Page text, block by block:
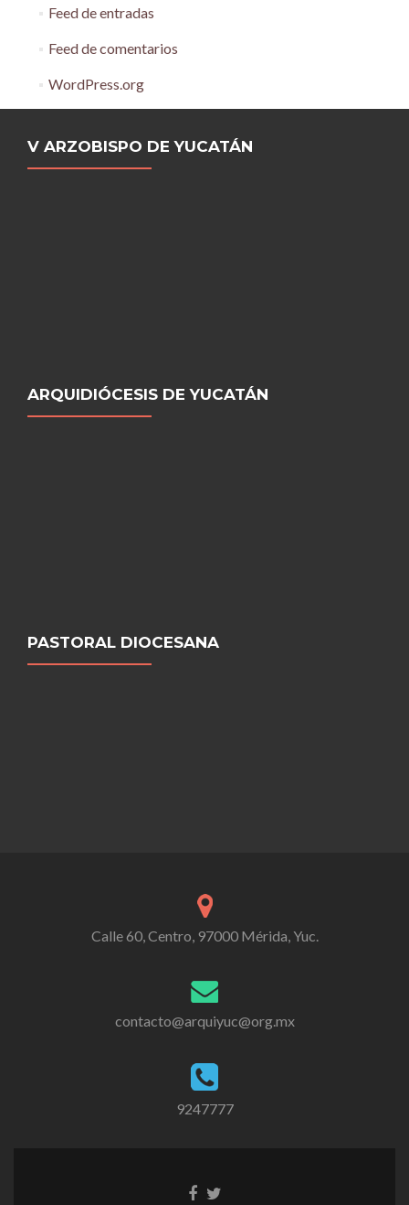
Feed de entradas
Feed de comentarios
WordPress.org
V ARZOBISPO DE YUCATÁN
ARQUIDIÓCESIS DE YUCATÁN
PASTORAL DIOCESANA
Calle 60, Centro, 97000 Mérida, Yuc.
contacto@arquiyuc@org.mx
9247777